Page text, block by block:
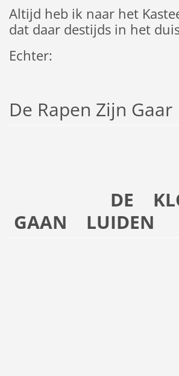
Altijd heb ik naar het
dat daar destijds in het
Echter:
De Rapen Zijn Gaar
DE
GAAN LUIDEN